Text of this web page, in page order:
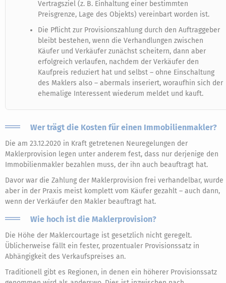
Vertragsziel (z. B. Einhaltung einer bestimmten
Preisgrenze, Lage des Objekts) vereinbart worden ist.
Die Pflicht zur Provisionszahlung durch den Auftraggeber
bleibt bestehen, wenn die Verhandlungen zwischen
Käufer und Verkäufer zunächst scheitern, dann aber
erfolgreich verlaufen, nachdem der Verkäufer den
Kaufpreis reduziert hat und selbst – ohne Einschaltung
des Maklers also – abermals inseriert, woraufhin sich der
ehemalige Interessent wiederum meldet und kauft.
Wer trägt die Kosten für einen Immobilienmakler?
Die am 23.12.2020 in Kraft getretenen Neuregelungen der
Maklerprovision legen unter anderem fest, dass nur derjenige den
Immobilienmakler bezahlen muss, der ihn auch beauftragt hat.
Davor war die Zahlung der Maklerprovision frei verhandelbar, wurde
aber in der Praxis meist komplett vom Käufer gezahlt – auch dann,
wenn der Verkäufer den Makler beauftragt hat.
Wie hoch ist die Maklerprovision?
Die Höhe der Maklercourtage ist gesetzlich nicht geregelt.
Üblicherweise fällt ein fester, prozentualer Provisionssatz in
Abhängigkeit des Verkaufspreises an.
Traditionell gibt es Regionen, in denen ein höherer Provisionssatz